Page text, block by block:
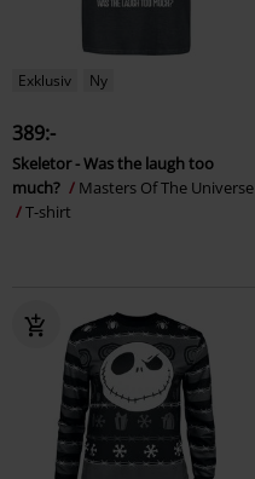
Exklusiv Ny
389:-
Skeletor - Was the laugh too
much?
Masters Of The Universe
T-shirt